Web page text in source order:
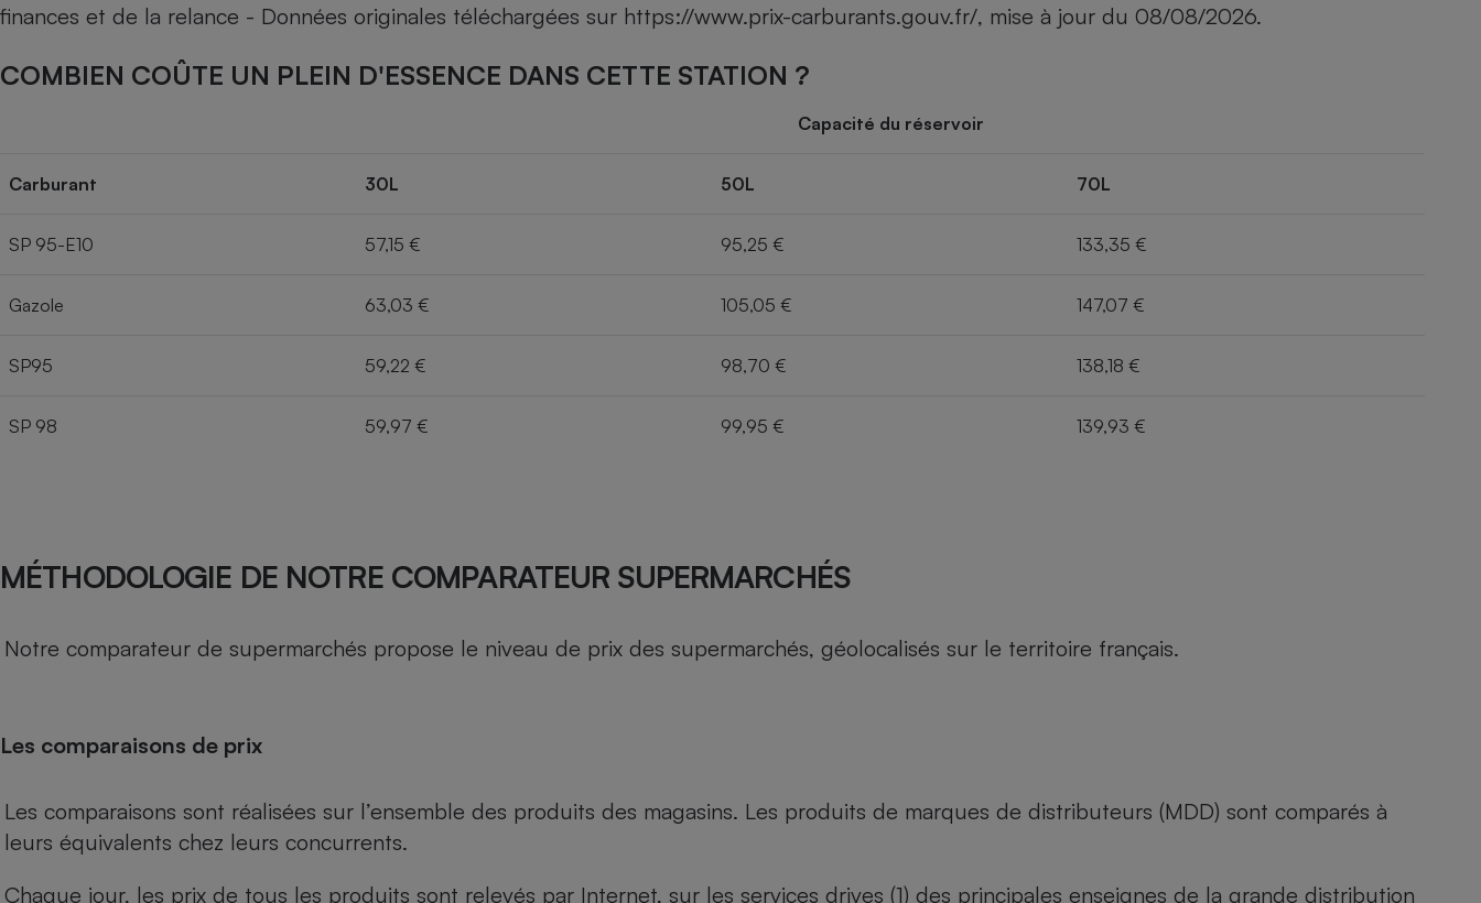
finances et de la relance - Données originales téléchargées sur https://www.prix-carburants.gouv.fr/, mise à jour du 08/08/2026.
COMBIEN COÛTE UN PLEIN D'ESSENCE DANS CETTE STATION ?
Capacité du réservoir
Carburant 30L 50L 70L
SP 95-E10 57,15 € 95,25 € 133,35 €
Gazole 63,03 € 105,05 € 147,07 €
SP95 59,22 € 98,70 € 138,18 €
SP 98 59,97 € 99,95 € 139,93 €
MÉTHODOLOGIE DE NOTRE COMPARATEUR SUPERMARCHÉS
Notre comparateur de supermarchés propose le niveau de prix des supermarchés, géolocalisés sur le territoire français.
Les comparaisons de prix
Les comparaisons sont réalisées sur l’ensemble des produits des magasins. Les produits de marques de distributeurs (MDD) sont comparés à
leurs équivalents chez leurs concurrents.
Chaque jour, les prix de tous les produits sont relevés par Internet, sur les services drives (1) des principales enseignes de la grande distribution